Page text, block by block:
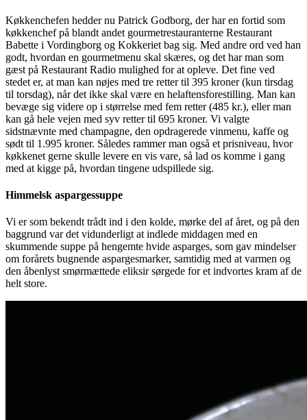
Køkkenchefen hedder nu Patrick Godborg, der har en fortid som
køkkenchef på blandt andet gourmetrestauranterne Restaurant
Babette i Vordingborg og Kokkeriet bag sig. Med andre ord ved han
godt, hvordan en gourmetmenu skal skæres, og det har man som
gæst på Restaurant Radio mulighed for at opleve. Det fine ved
stedet er, at man kan nøjes med tre retter til 395 kroner (kun tirsdag
til torsdag), når det ikke skal være en helaftensforestilling. Man kan
bevæge sig videre op i størrelse med fem retter (485 kr.), eller man
kan gå hele vejen med syv retter til 695 kroner. Vi valgte
sidstnævnte med champagne, den opdragerede vinmenu, kaffe og
sødt til 1.995 kroner. Således rammer man også et prisniveau, hvor
køkkenet gerne skulle levere en vis vare, så lad os komme i gang
med at kigge på, hvordan tingene udspillede sig.
Himmelsk aspargessuppe
Vi er som bekendt trådt ind i den kolde, mørke del af året, og på den
baggrund var det vidunderligt at indlede middagen med en
skummende suppe på hengemte hvide asparges, som gav mindelser
om forårets bugnende aspargesmarker, samtidig med at varmen og
den åbenlyst smørmættede eliksir sørgede for et indvortes kram af de
helt store.